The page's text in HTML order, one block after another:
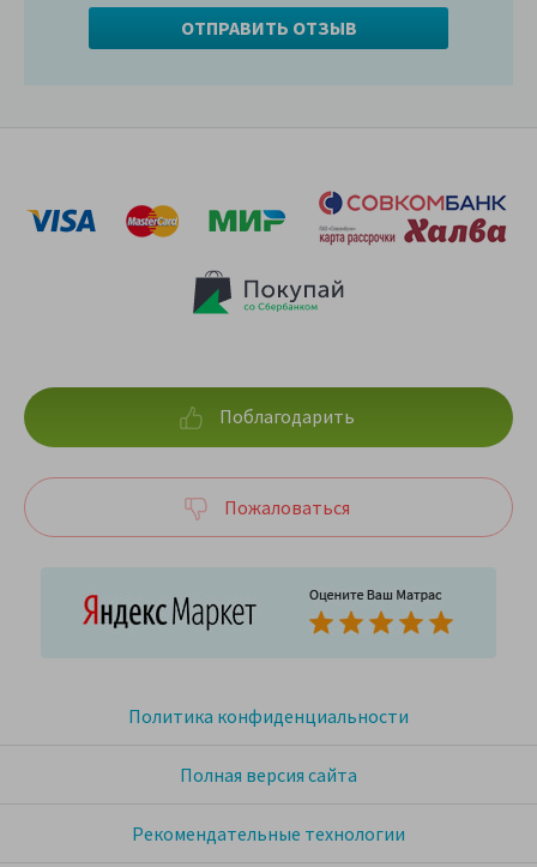
Политика конфиденциальности
Полная версия сайта
Рекомендательные технологии
Поблагодарить
Пожаловаться